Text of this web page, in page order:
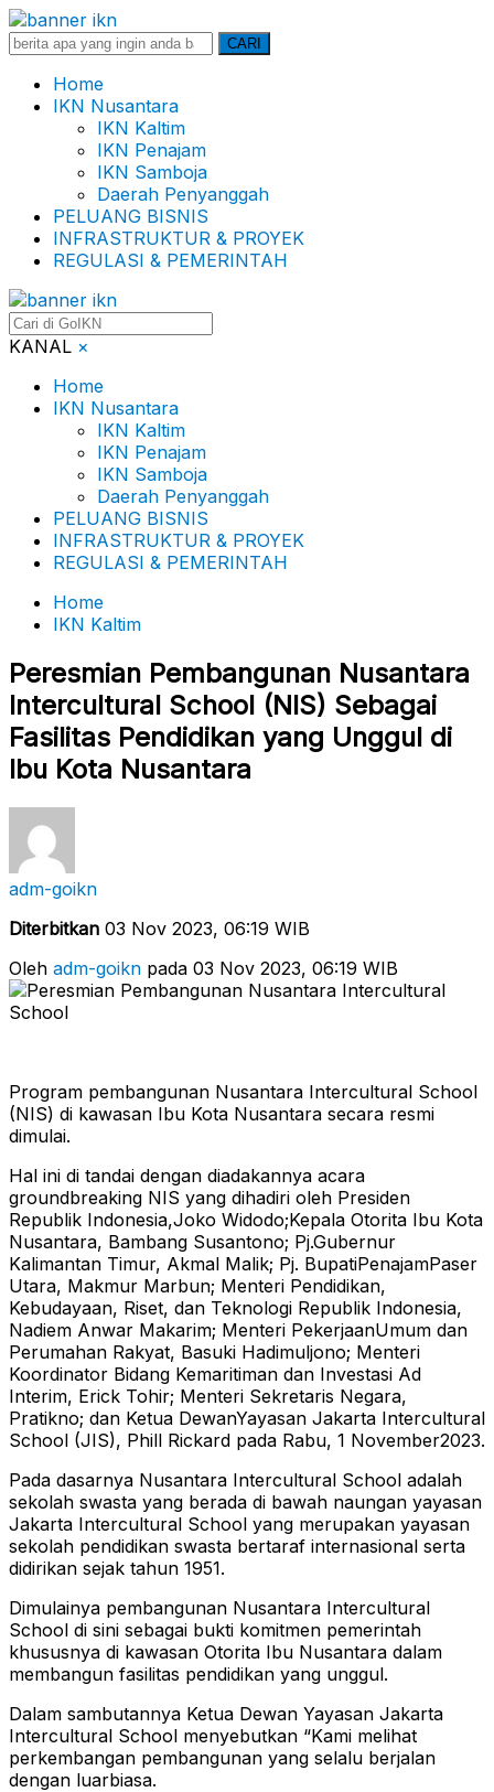
Search
CARI
Home
IKN Nusantara
IKN Kaltim
IKN Penajam
IKN Samboja
Daerah Penyanggah
PELUANG BISNIS
INFRASTRUKTUR & PROYEK
REGULASI & PEMERINTAH
KANAL ×
Home
IKN Nusantara
IKN Kaltim
IKN Penajam
IKN Samboja
Daerah Penyanggah
PELUANG BISNIS
INFRASTRUKTUR & PROYEK
REGULASI & PEMERINTAH
Home
IKN Kaltim
Peresmian Pembangunan Nusantara
Intercultural School (NIS) Sebagai
Fasilitas Pendidikan yang Unggul di
Ibu Kota Nusantara
adm-goikn
Diterbitkan 03 Nov 2023, 06:19 WIB
Oleh adm-goikn pada 03 Nov 2023, 06:19 WIB
Program pembangunan Nusantara Intercultural School
(NIS) di kawasan Ibu Kota Nusantara secara resmi
dimulai.
Hal ini di tandai dengan diadakannya acara
groundbreaking NIS yang dihadiri oleh Presiden
Republik Indonesia,Joko Widodo;Kepala Otorita Ibu Kota
Nusantara, Bambang Susantono; Pj.Gubernur
Kalimantan Timur, Akmal Malik; Pj. BupatiPenajamPaser
Utara, Makmur Marbun; Menteri Pendidikan,
Kebudayaan, Riset, dan Teknologi Republik Indonesia,
Nadiem Anwar Makarim; Menteri PekerjaanUmum dan
Perumahan Rakyat, Basuki Hadimuljono; Menteri
Koordinator Bidang Kemaritiman dan Investasi Ad
Interim, Erick Tohir; Menteri Sekretaris Negara,
Pratikno; dan Ketua DewanYayasan Jakarta Intercultural
School (JIS), Phill Rickard pada Rabu, 1 November2023.
Pada dasarnya Nusantara Intercultural School adalah
sekolah swasta yang berada di bawah naungan yayasan
Jakarta Intercultural School yang merupakan yayasan
sekolah pendidikan swasta bertaraf internasional serta
didirikan sejak tahun 1951.
Dimulainya pembangunan Nusantara Intercultural
School di sini sebagai bukti komitmen pemerintah
khususnya di kawasan Otorita Ibu Nusantara dalam
membangun fasilitas pendidikan yang unggul.
Dalam sambutannya Ketua Dewan Yayasan Jakarta
Intercultural School menyebutkan “Kami melihat
perkembangan pembangunan yang selalu berjalan
dengan luarbiasa.